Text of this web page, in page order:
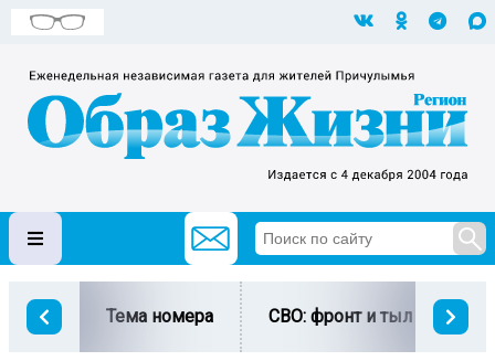
Тема номера СВО: фронт и тыл